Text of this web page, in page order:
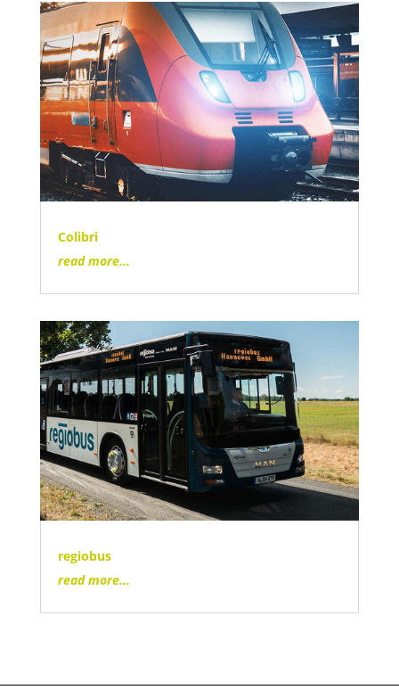
Colibri
read more...
regiobus
read more...